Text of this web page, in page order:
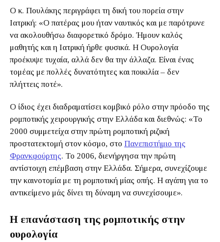
Ο κ. Πουλάκης περιγράφει τη δική του πορεία στην
Ιατρική: «Ο πατέρας μου ήταν ναυτικός και με παρότρυνε
να ακολουθήσω διαφορετικό δρόμο. Ήμουν καλός
μαθητής και η Ιατρική ήρθε φυσικά. Η Ουρολογία
προέκυψε τυχαία, αλλά δεν θα την άλλαζα. Είναι ένας
τομέας με πολλές δυνατότητες και ποικιλία – δεν
πλήττεις ποτέ».
Ο ίδιος έχει διαδραματίσει κομβικό ρόλο στην πρόοδο της
ρομποτικής χειρουργικής στην Ελλάδα και διεθνώς: «Το
2000 συμμετείχα στην πρώτη ρομποτική ριζική
προστατεκτομή στον κόσμο, στο Πανεπιστήμιο της
Φρανκφούρτης. Το 2006, διενήργησα την πρώτη
αντίστοιχη επέμβαση στην Ελλάδα. Σήμερα, συνεχίζουμε
την καινοτομία με τη ρομποτική μίας οπής. Η αγάπη για το
αντικείμενο μάς δίνει τη δύναμη να συνεχίσουμε».
Η επανάσταση της ρομποτικής στην
ουρολογία